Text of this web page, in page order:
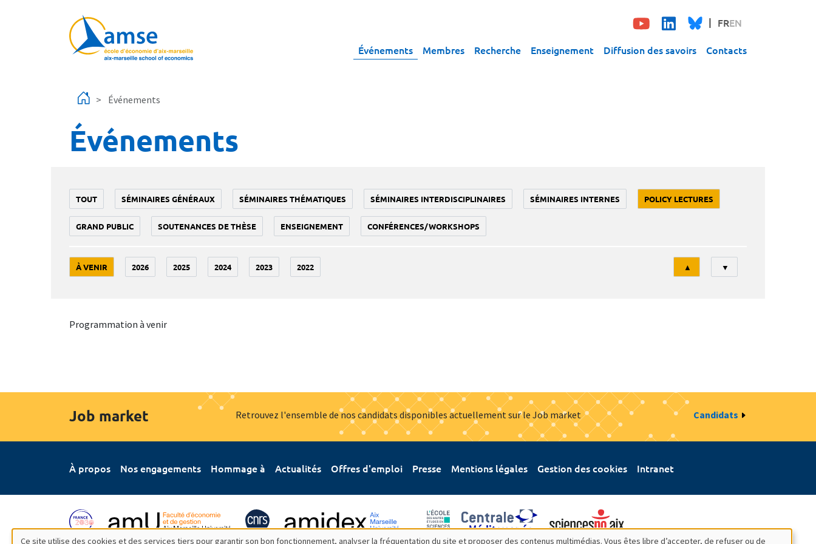
FREN
Événements Membres Recherche Enseignement Diffusion des savoirs Contacts
Événements
Événements
TOUT SÉMINAIRES GÉNÉRAUX SÉMINAIRES THÉMATIQUES SÉMINAIRES INTERDISCIPLINAIRES SÉMINAIRES INTERNES POLICY LECTURES
GRAND PUBLIC SOUTENANCES DE THÈSE ENSEIGNEMENT CONFÉRENCES/WORKSHOPS
À VENIR 2026 2025 2024 2023 2022
Tri
▲ ▼
Programmation à venir
Job market Retrouvez l'ensemble de nos candidats disponibles actuellement sur le Job market Candidats
À propos Nos engagements Hommage à Actualités Offres d'emploi Presse Mentions légales Gestion des cookies Intranet
Ce site utilise des cookies et des services tiers pour garantir son bon fonctionnement, analyser la fréquentation du site et proposer des contenus multimédias. Vous êtes libre d’accepter, de refuser ou de